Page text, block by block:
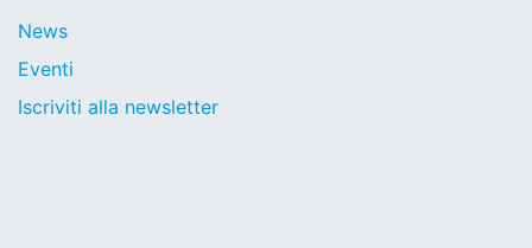
News
Eventi
Iscriviti alla newsletter